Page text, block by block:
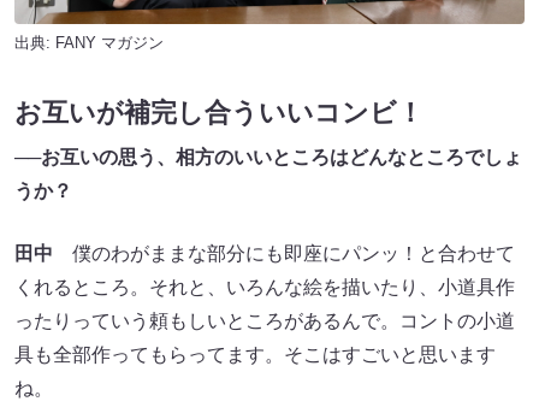
出典: FANY マガジン
お互いが補完し合ういいコンビ！
──お互いの思う、相方のいいところはどんなところでしょ
うか？
田中 僕のわがままな部分にも即座にパンッ！と合わせて
くれるところ。それと、いろんな絵を描いたり、小道具作
ったりっていう頼もしいところがあるんで。コントの小道
具も全部作ってもらってます。そこはすごいと思います
ね。